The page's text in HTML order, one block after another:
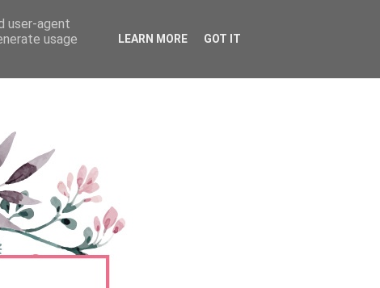
user-agent
usage
LEARN MORE GOT IT